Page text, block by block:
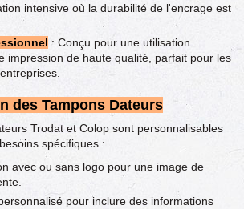
intensive où la durabilité de l'encrage est
: Conçu pour une utilisation
impression de haute qualité, parfait pour les
des Tampons Dateurs
Trodat et Colop sont personnalisables
spécifiques :
avec ou sans logo pour une image de
pour inclure des informations